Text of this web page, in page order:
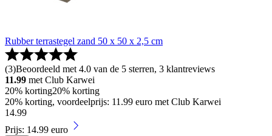
Rubber terrastegel zand 50 x 50 x 2,5 cm
(3)Beoordeeld met 4.0 van de 5 sterren, 3 klantreviews
11.99 met Club Karwei
20% korting20% korting
20% korting, voordeelprijs: 11.99 euro met Club Karwei
14.99
Prijs: 14.99 euro